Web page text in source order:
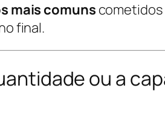
mais comunscometidos
final.
ou a